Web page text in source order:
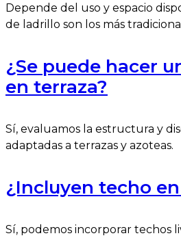
Depende del uso y espacio
de ladrillo son los más
¿Se puede hacer
en terraza?
Sí, evaluamos la estructura y
adaptadas a terrazas y azoteas.
¿Incluyen techo
Sí, podemos incorporar techos